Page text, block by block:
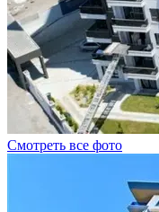
Смотреть все фото